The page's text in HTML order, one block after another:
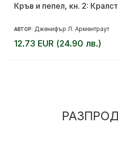
Кръв и пепел, кн. 2:
АВТОР: Дженифър Л. Арментраут
12.73 EUR (24.90 лв.)